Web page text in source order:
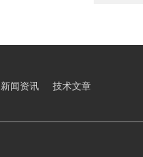
新闻资讯 技术文章